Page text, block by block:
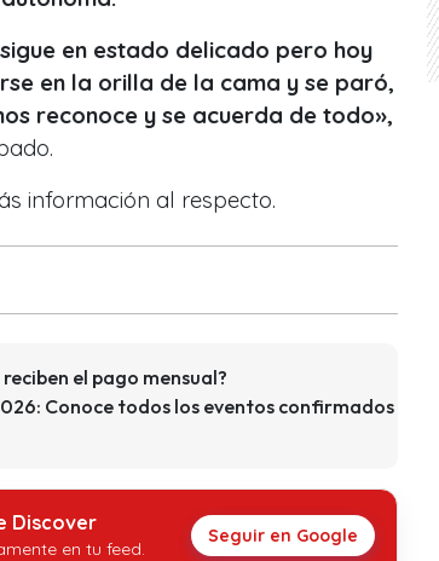
en estado delicado pero hoy
en la orilla de la cama y se paró,
reconoce y se acuerda de todo»,
información al respecto.
el pago mensual?
Conoce todos los eventos confirmados
Discover
en tu feed.
Seguir en Google